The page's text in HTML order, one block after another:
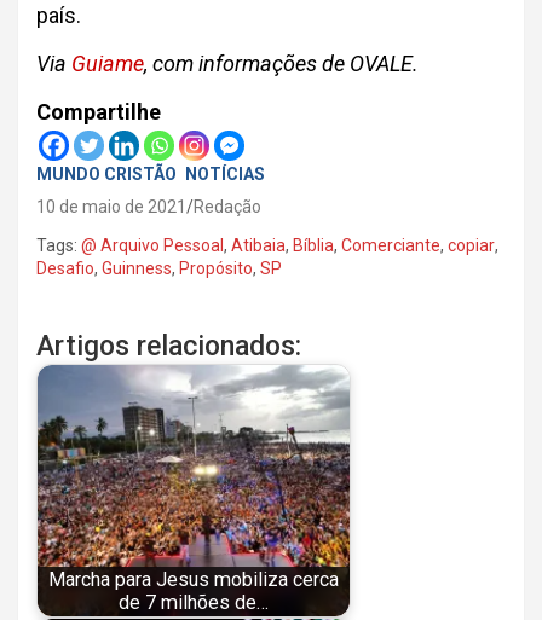
país.
Via Guiame, com informações de OVALE.
Compartilhe
MUNDO CRISTÃO
NOTÍCIAS
10 de maio de 2021
Redação
Tags: @ Arquivo Pessoal , Atibaia, Bíblia, Comerciante, copiar,
Desafio, Guinness, Propósito, SP
Artigos relacionados:
Marcha para Jesus mobiliza cerca
de 7 milhões de…